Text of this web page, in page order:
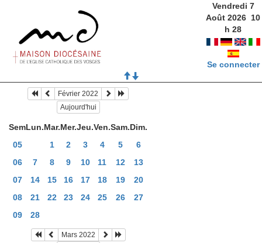
Vendredi 7
Août 2026 10
h28
Se connecter
Février 2022
Aujourd'hui
SemLun.Mar.Mer.Jeu.Ven.Sam.Dim.
05
1 2 3 4 5
6
06
7 8 9 10 11 12
13
07
14 15 16 17 18 19
20
08
21 22 23 24 25 26
27
09
28
Mars 2022